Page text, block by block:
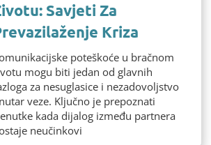
Savjeti Za
Kriza
poteškoće u bračnom
mogu biti jedan od glavnih
za nesuglasice i nezadovoljstvo
veze. Ključno je prepoznati
kada dijalog između partnera
neučinkovi